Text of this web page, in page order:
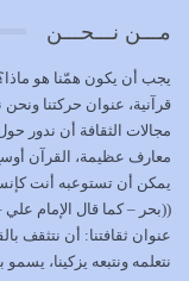
تتحقق الحقوق
يوليو 18, 2026
بعض صفات المتقين
وَالْمُنْفِقِينَ…
يوليو 17, 2026
الاعتصام بحبل
مـــن نـــحـــن
يجب أن يكون همّنا هو ماذا؟
قرآنية، عنوان حركتنا
مجالات الثقافة أن ندور
معارف عظيمة، القرآن
يمكن أن تستوعبه أنت
((بحر – كما قال الإمام
عنوان ثقافتنا: أن نتثقف
نتعلمه ونتبعه يزكينا، يسمو